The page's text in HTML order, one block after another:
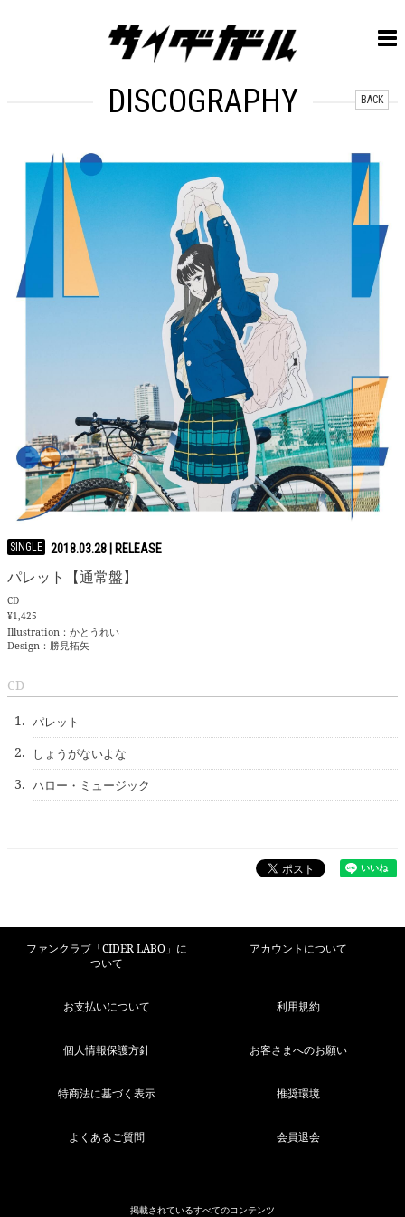
DISCOGRAPHY BACK
SINGLE 2018.03.28
パレット【通常盤】
CD
¥1,425
Illustration：かとうれい
Design：勝見拓矢
CD
1. パレット
2. しょうがないよな
3. ハロー・ミュージック
ファンクラブ「CIDER LABO」に
ついて
アカウントについて
お支払いについて 利用規約
個人情報保護方針 お客さまへのお願い
特商法に基づく表示 推奨環境
よくあるご質問 会員退会
掲載されているすべてのコンテンツ